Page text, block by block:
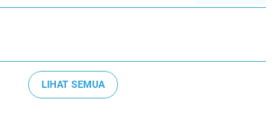
LIHAT SEMUA